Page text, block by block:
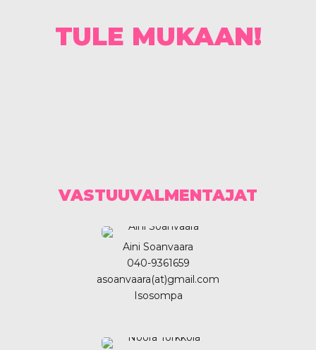
TULE MUKAAN!
VASTUUVALMENTAJAT
Aini Soanvaara
040-9361659
asoanvaara(at)gmail.com
Isosompa